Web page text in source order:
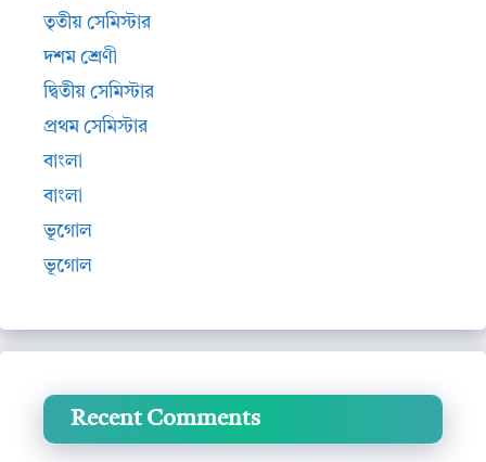
তৃতীয় সেমিস্টার
দশম শ্রেণী
দ্বিতীয় সেমিস্টার
প্রথম সেমিস্টার
বাংলা
বাংলা
ভূগোল
ভূগোল
Recent Comments